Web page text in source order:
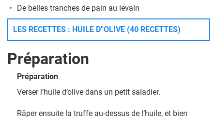
De belles tranches de pain au levain
LES RECETTES : HUILE D''OLIVE (40 RECETTES)
Préparation
Préparation
Verser l’huile d’olive dans un petit saladier.
Râper ensuite la truffe au-dessus de l’huile, et bien